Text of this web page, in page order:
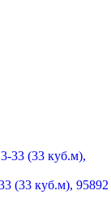
(33 куб.м), 95892